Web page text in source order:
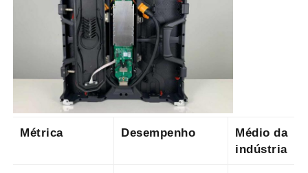
Métrica Desempenho
Médio da
indústria